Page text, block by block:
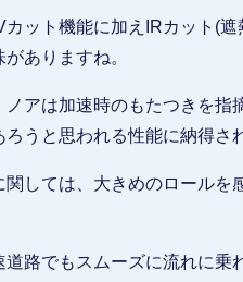
ット機能に加えIRカット(
ありますね。
アは加速時のもたつきを指
うと思われる性能に納得さ
関しては、大きめのロール
道路でもスムーズに流れに